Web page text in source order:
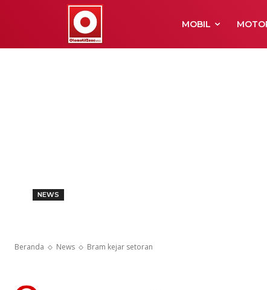
MOBIL
Beranda News Bram kejar setoran
NEWS